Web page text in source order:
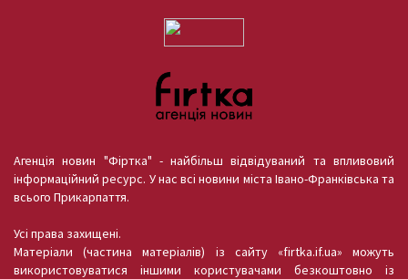
Агенція новин "Фіртка" - найбільш відвідуваний та впливовий
інформаційний ресурс. У нас всі новини міста Івано-Франківська та
всього Прикарпаття.
Усі права захищені.
Матеріали (частина матеріалів) із сайту «firtka.if.ua» можуть
використовуватися іншими користувачами безкоштовно із